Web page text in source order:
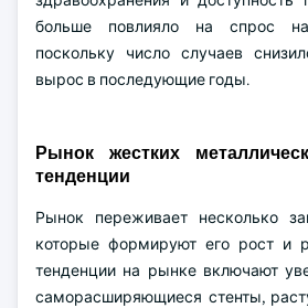
больше повлияло на спрос
поскольку число случаев
вырос в последующие годы.
Рынок жестких
тенденции
Рынок переживает несколько
которые формируют его рост и
тенденции на рынке включают
саморасширяющиеся стенты,